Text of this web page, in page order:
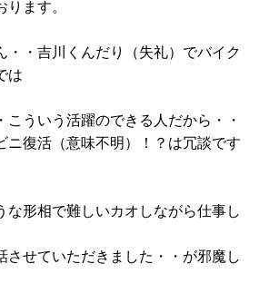
ます。
・・吉川くんだり（失礼）でバイク
は
こういう活躍のできる人だから・・
ニ復活（意味不明）！？は冗談です
な形相で難しいカオしながら仕事し
させていただきました・・が邪魔し